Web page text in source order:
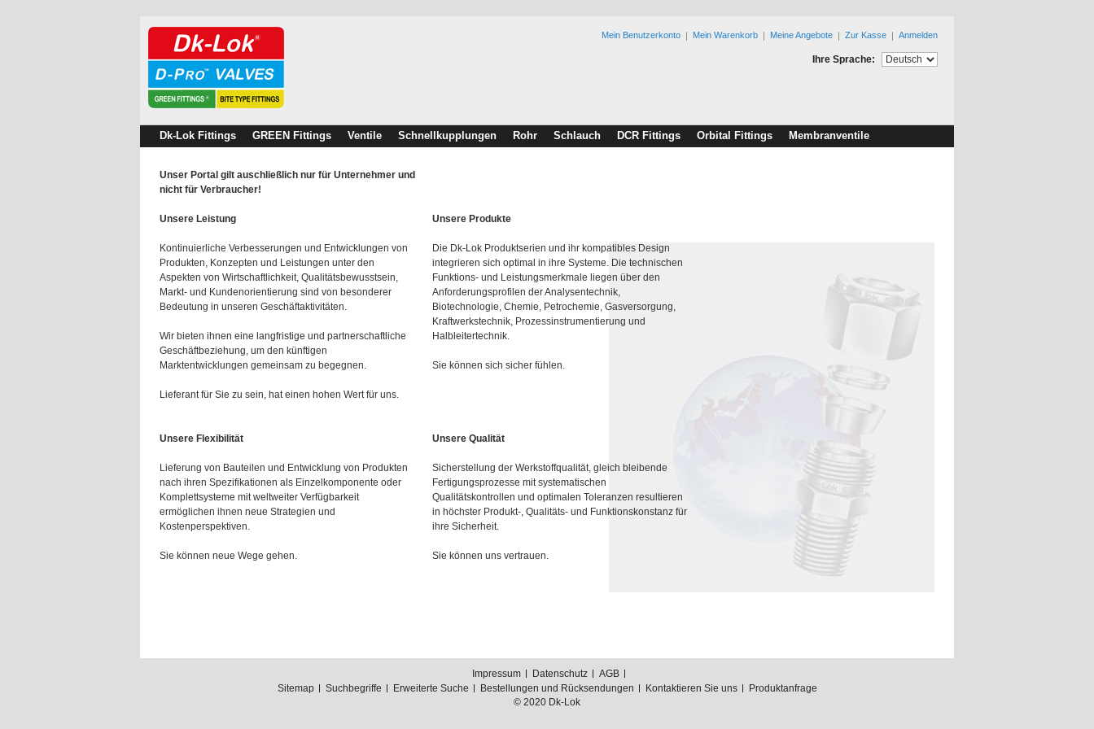
Mein Benutzerkonto Mein Warenkorb Meine Angebote Zur Kasse Anmelden
Ihre Sprache:
Dk-Lok Fittings GREEN Fittings Ventile Schnellkupplungen Rohr Schlauch DCR Fittings Orbital Fittings Membranventile
Unser Portal gilt auschließlich nur für Unternehmer und
nicht für Verbraucher!
Unsere Leistung
Kontinuierliche Verbesserungen und Entwicklungen von
Produkten, Konzepten und Leistungen unter den
Aspekten von Wirtschaftlichkeit, Qualitätsbewusstsein,
Markt- und Kundenorientierung sind von besonderer
Bedeutung in unseren Geschäftaktivitäten.
Wir bieten ihnen eine langfristige und partnerschaftliche
Geschäftbeziehung, um den künftigen
Marktentwicklungen gemeinsam zu begegnen.
Lieferant für Sie zu sein, hat einen hohen Wert für uns.
Unsere Produkte
Die Dk-Lok Produktserien und ihr kompatibles Design
integrieren sich optimal in ihre Systeme. Die technischen
Funktions- und Leistungsmerkmale liegen über den
Anforderungsprofilen der Analysentechnik,
Biotechnologie, Chemie, Petrochemie, Gasversorgung,
Kraftwerkstechnik, Prozessinstrumentierung und
Halbleitertechnik.
Sie können sich sicher fühlen.
Unsere Flexibilität
Lieferung von Bauteilen und Entwicklung von Produkten
nach ihren Spezifikationen als Einzelkomponente oder
Komplettsysteme mit weltweiter Verfügbarkeit
ermöglichen ihnen neue Strategien und
Kostenperspektiven.
Sie können neue Wege gehen.
Unsere Qualität
Sicherstellung der Werkstoffqualität, gleich bleibende
Fertigungsprozesse mit systematischen
Qualitätskontrollen und optimalen Toleranzen resultieren
in höchster Produkt-, Qualitäts- und Funktionskonstanz für
ihre Sicherheit.
Sie können uns vertrauen.
Impressum Datenschutz
AGB
Sitemap
Suchbegriffe Erweiterte Suche Bestellungen und Rücksendungen Kontaktieren Sie uns
Produktanfrage
© 2020 Dk-Lok